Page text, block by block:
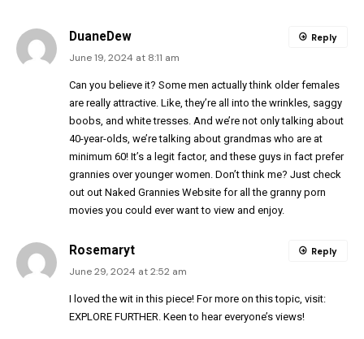
DuaneDew
June 19, 2024 at 8:11 am
Can you believe it? Some men actually think older females
are really attractive. Like, they’re all into the wrinkles, saggy
boobs, and white tresses. And we’re not only talking about
40-year-olds, we’re talking about grandmas who are at
minimum 60! It’s a legit factor, and these guys in fact prefer
grannies over younger women. Don’t think me? Just check
out out Naked Grannies Website for all the granny porn
movies you could ever want to view and enjoy.
Reply
Rosemaryt
June 29, 2024 at 2:52 am
I loved the wit in this piece! For more on this topic, visit:
EXPLORE FURTHER. Keen to hear everyone’s views!
Reply